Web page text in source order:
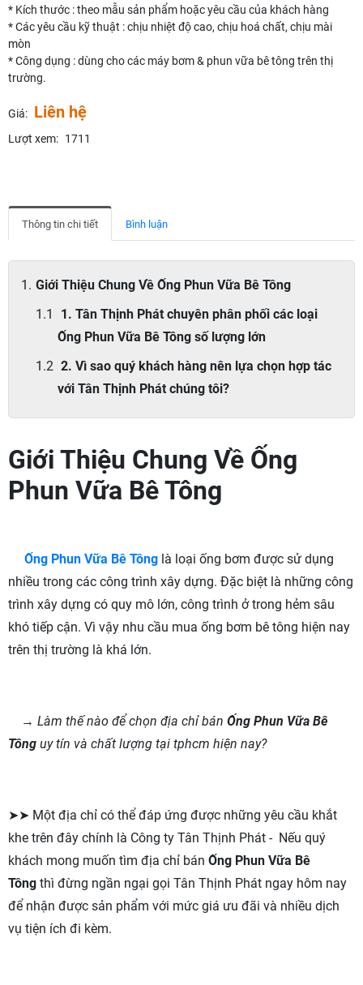
* Kích thước : theo mẫu sản phẩm hoặc yêu cầu của khách hàng
* Các yêu cầu kỹ thuật : chịu nhiệt độ cao, chịu hoá chất, chịu mài
mòn
* Công dụng : dùng cho các máy bơm & phun vữa bê tông trên thị
trường.
Giá: Liên hệ
Lượt xem: 1711
Thông tin chi tiết Bình luận
Giới Thiệu Chung Về Ống Phun Vữa Bê Tông
1. Tân Thịnh Phát chuyên phân phối các loại
Ống Phun Vữa Bê Tông số lượng lớn
2. Vì sao quý khách hàng nên lựa chọn hợp tác
với Tân Thịnh Phát chúng tôi?
Giới Thiệu Chung Về Ống
Phun Vữa Bê Tông
Ống Phun Vữa Bê Tông là loại ống bơm được sử dụng
nhiều trong các công trình xây dựng. Đặc biệt là những công
trình xây dựng có quy mô lớn, công trình ở trong hẻm sâu
khó tiếp cận. Vì vậy nhu cầu mua ống bơm bê tông hiện nay
trên thị trường là khá lớn.
→ Làm thế nào để chọn địa chỉ bán Ống Phun Vữa Bê
Tông uy tín và chất lượng tại tphcm hiện nay?
➤➤ Một địa chỉ có thể đáp ứng được những yêu cầu khắt
khe trên đây chính là Công ty Tân Thịnh Phát - Nếu quý
khách mong muốn tìm địa chỉ bán Ống Phun Vữa Bê
Tông thì đừng ngần ngại gọi Tân Thịnh Phát ngay hôm nay
để nhận được sản phẩm với mức giá ưu đãi và nhiều dịch
vụ tiện ích đi kèm.